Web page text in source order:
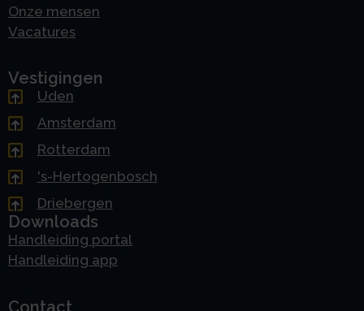
Onze mensen
Vacatures
Vestigingen
Uden
Amsterdam
Rotterdam
's-Hertogenbosch
Driebergen
Downloads
Handleiding portal
Handleiding app
Contact